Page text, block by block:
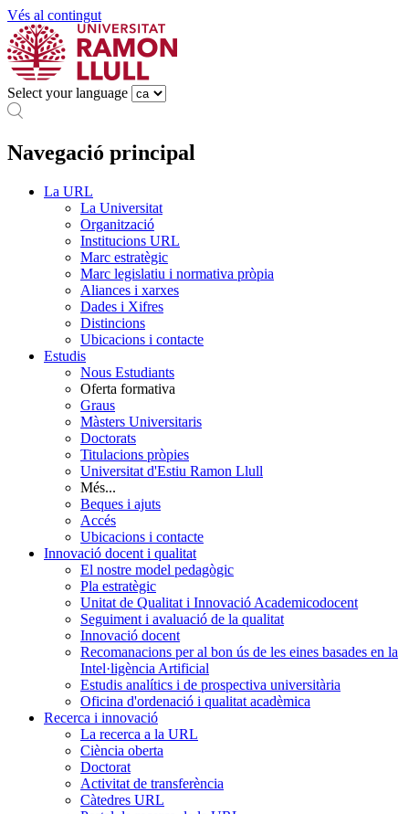
Vés al contingut
Select your language
Navegació principal
La URL
La Universitat
Organització
Institucions URL
Marc estratègic
Marc legislatiu i normativa pròpia
Aliances i xarxes
Dades i Xifres
Distincions
Ubicacions i contacte
Estudis
Nous Estudiants
Oferta formativa
Graus
Màsters Universitaris
Doctorats
Titulacions pròpies
Universitat d'Estiu Ramon Llull
Més...
Beques i ajuts
Accés
Ubicacions i contacte
Innovació docent i qualitat
El nostre model pedagògic
Pla estratègic
Unitat de Qualitat i Innovació Academicodocent
Seguiment i avaluació de la qualitat
Innovació docent
Recomanacions per al bon ús de les eines basades en la
Intel·ligència Artificial
Estudis analítics i de prospectiva universitària
Oficina d'ordenació i qualitat acadèmica
Recerca i innovació
La recerca a la URL
Ciència oberta
Doctorat
Activitat de transferència
Càtedres URL